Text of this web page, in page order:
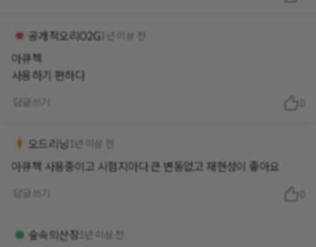
공개적오리O2G1년 이상 전
아큐첵
사용하기 편하다
답글쓰기
오드리닝 1년 이상 전
아큐첵 사용중이고 시험지마다 큰 변동없고 재현성이 좋아요
답글쓰기
숲속의산장1년 이상 전